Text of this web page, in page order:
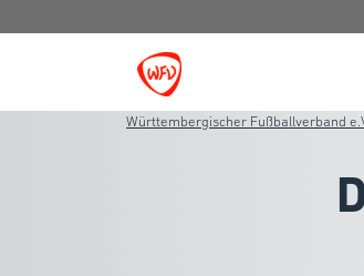
Württembergischer Fußballverband